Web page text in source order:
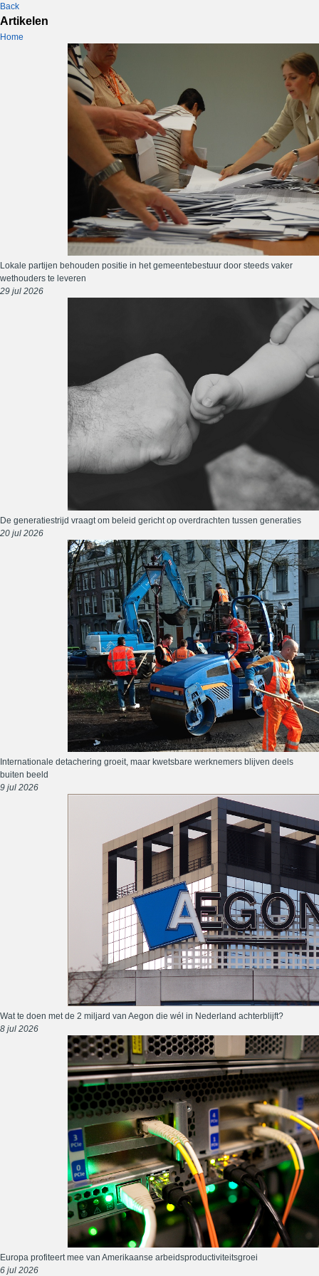
Back
Artikelen
Home
Lokale partijen behouden positie in het gemeentebestuur door steeds vaker
wethouders te leveren
29 jul 2026
De generatiestrijd vraagt om beleid gericht op overdrachten tussen generaties
20 jul 2026
Internationale detachering groeit, maar kwetsbare werknemers blijven deels
buiten beeld
9 jul 2026
Wat te doen met de 2 miljard van Aegon die wél in Nederland achterblijft?
8 jul 2026
Europa profiteert mee van Amerikaanse arbeidsproductiviteitsgroei
6 jul 2026